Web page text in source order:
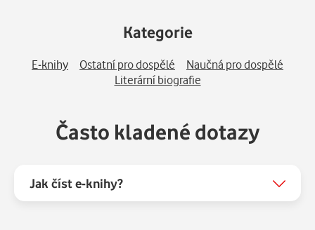
smeroval do Ameriky, druhý do Švajčiarska. Po 50 rokoch sa
editorskej práci dcéry Lucie Molnár Satinskej. Komu sa
kniha môže páčiť: Milovníkov príbehov Jula Satinského.
Kategorie
E-knihy Ostatní pro dospělé
Naučná pro dospělé
Literární biografie
Často kladené dotazy
Jak číst e-knihy?